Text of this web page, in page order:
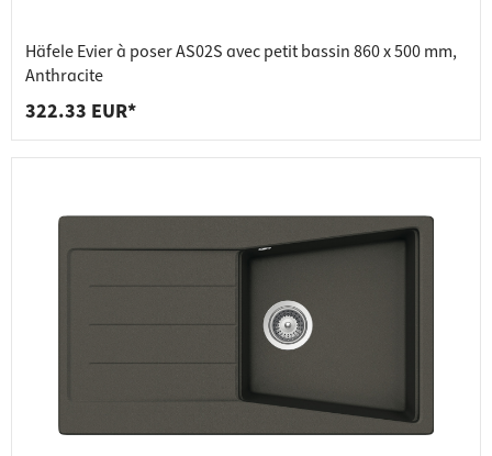
Häfele Evier à poser AS02S avec petit bassin 860 x 500 mm,
Anthracite
322.33 EUR*